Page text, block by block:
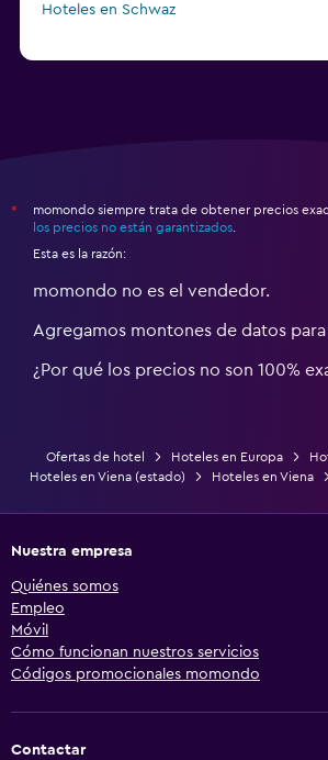
Hoteles en Schwaz
*
momondo siempre trata de obtener precios
los precios no están garantizados
Esta es la razón:
momondo no es el vendedor.
Agregamos montones de datos
¿Por qué los precios no son 100%
Ofertas de hotel Hoteles en Europa
Hoteles en Viena (estado)
Hoteles en Viena
Nuestra empresa
Quiénes somos
Empleo
Móvil
Cómo funcionan nuestros servicios
Códigos promocionales momondo
Contactar